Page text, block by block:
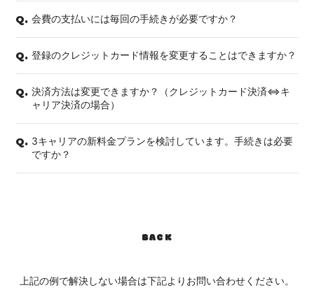
Q. 会費の支払いには毎回の手続きが必要ですか？
Q. 登録のクレジットカード情報を変更することはできますか？
Q. 決済方法は変更できますか？（クレジットカード決済⇔キ
ャリア決済の場合）
Q. 3キャリアの新料金プランを検討しています。手続きは必要
ですか？
BACK
上記の例で解決しない場合は下記よりお問い合わせください。